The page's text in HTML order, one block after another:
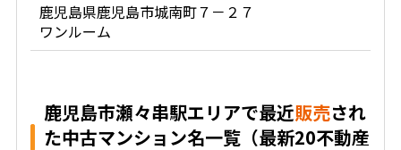
鹿児島県鹿児島市城南町７－２７
ワンルーム
鹿児島市瀬々串駅エリアで最近販売され
た中古マンション名一覧（最新20不動産